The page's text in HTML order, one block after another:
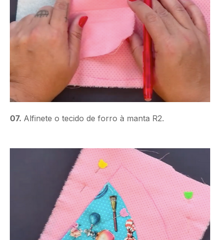
07. Alfinete o tecido de forro à manta R2.